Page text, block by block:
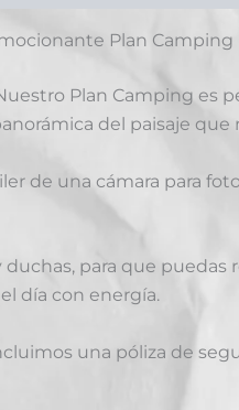
Plan Camping
Plan Camping
del paisaje que
de una cámara para
para que puedas
día con energía.
una póliza de